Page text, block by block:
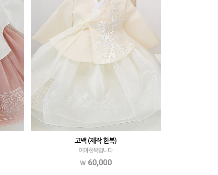
고백 (제작 한복)
여아한복입니다
60,000